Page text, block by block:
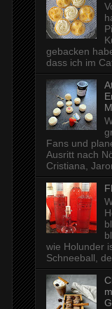
gebacken
dass ich im
Fans und
Ausritt nach
Cristiana,
wie Holunder
Schneeball,